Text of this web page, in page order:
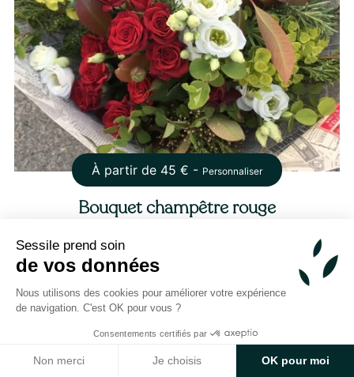
Sessile prend soin
de vos données
Nous utilisons des cookies pour améliorer votre expérience
de navigation. C'est OK pour vous ?
Consentements certifiés par
Non merci Je choisis OK pour moi
À partir de 45 € - Personnaliser
Bouquet champêtre rouge